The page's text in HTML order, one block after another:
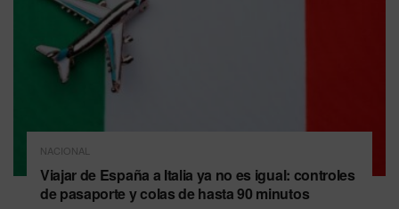
NACIONAL
Viajar de España a Italia ya no es igual: controles
de pasaporte y colas de hasta 90 minutos